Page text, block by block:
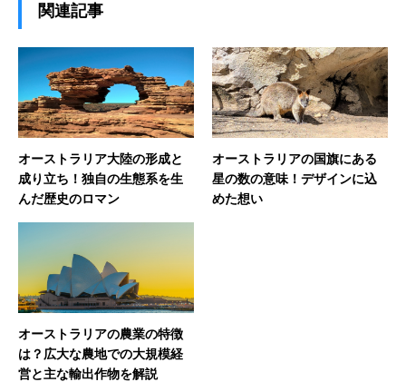
関連記事
オーストラリア大陸の形成と
成り立ち！独自の生態系を生
んだ歴史のロマン
オーストラリアの国旗にある
星の数の意味！デザインに込
めた想い
オーストラリアの農業の特徴
は？広大な農地での大規模経
営と主な輸出作物を解説